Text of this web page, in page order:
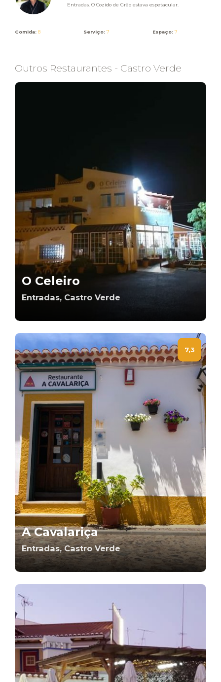
Entradas. O Cozido de Grão estava espetacular.
Comida: 8 Serviço: 7 Espaço: 7
Outros Restaurantes - Castro Verde
O Celeiro
Entradas, Castro Verde
7,3
A Cavalariça
Entradas, Castro Verde